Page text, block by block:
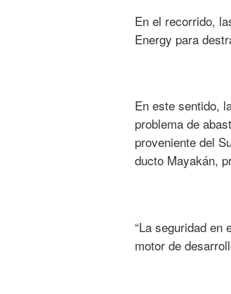
En el recorrido,
Energy para
En este sentido,
problema de
proveniente del
ducto Mayakán,
“La seguridad
motor de